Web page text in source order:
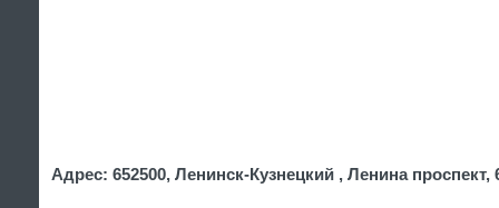
Адрес: 652500, Ленинск-Кузнецкий , Ленина проспект,